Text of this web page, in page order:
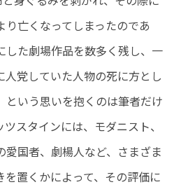
亡くなってしまったのであ
した劇場作品を数多く残し、一
人党していた人物の死に方とし
という思いを抱くのは筆者だけ
スタインには、モダニスト、
愛国者、劇楊人など、さまざま
置くかによって、その評価に